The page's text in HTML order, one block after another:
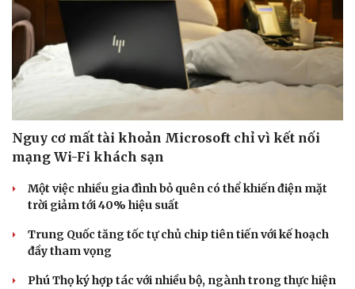
Nguy cơ mất tài khoản Microsoft chỉ vì kết nối
mạng Wi-Fi khách sạn
Một việc nhiều gia đình bỏ quên có thể khiến điện mặt
trời giảm tới 40% hiệu suất
Trung Quốc tăng tốc tự chủ chip tiên tiến với kế hoạch
đầy tham vọng
Phú Thọ ký hợp tác với nhiều bộ, ngành trong thực hiện